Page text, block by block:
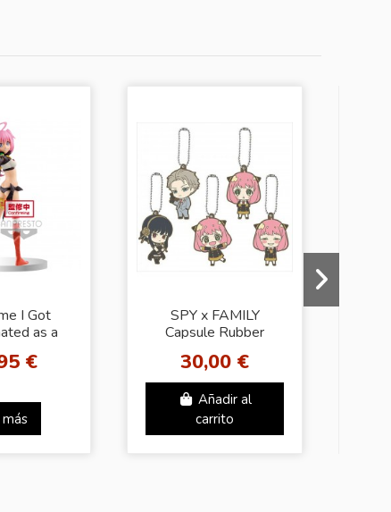
I Got
as a
Milim
€
SPY x FAMILY
Capsule Rubber
30,00 €
Añadir al
carrito